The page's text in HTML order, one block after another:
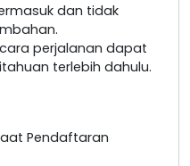
dan tidak
perjalanan dapat
terlebih dahulu.
Pendaftaran